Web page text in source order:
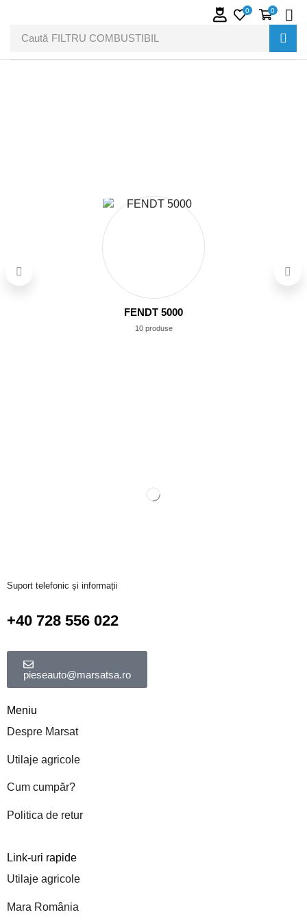
Caută FILTRU COMBUSTIBIL
0 0
FENDT 5000
10 produse
Suport telefonic și informații
+40 728 556 022
pieseauto@marsatsa.ro
Meniu
Despre Marsat
Utilaje agricole
Cum cumpăr?
Politica de retur
Link-uri rapide
Utilaje agricole
Mara România